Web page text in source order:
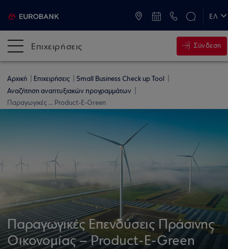
ΕΛ
Επιχειρήσεις Σύνδεση
Αρχική Επιχειρήσεις
Small Business Check up Tool
Αναζήτηση αναπτυξιακών προγραμμάτων
Παραγωγικές ... Product-E-Green
Παραγωγικές Επενδύσεις Πράσινης
Οικονομίας – Product-E-Green